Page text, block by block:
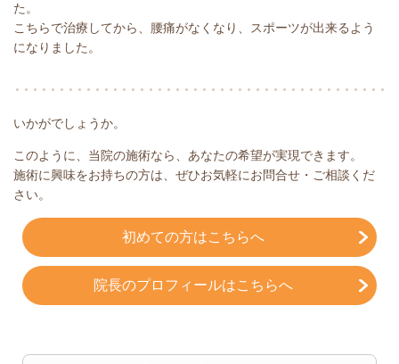
た。
こちらで治療してから、腰痛がなくなり、スポーツが出来るよう
になりました。
いかがでしょうか。
このように、当院の施術なら、あなたの希望が実現できます。
施術に興味をお持ちの方は、ぜひお気軽にお問合せ・ご相談くだ
さい。
初めての方はこちらへ
院長のプロフィールはこちらへ